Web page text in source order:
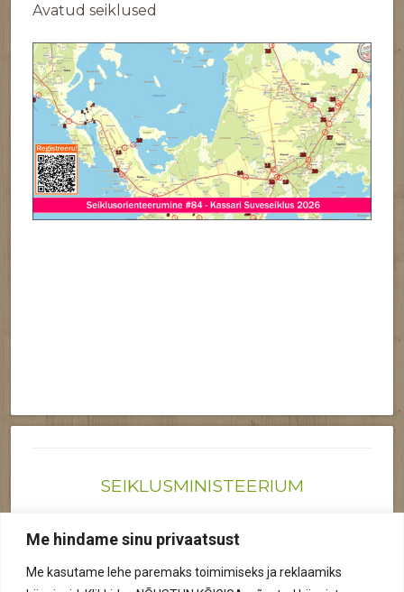
Me hindame sinu privaatsust
Me kasutame lehe paremaks toimimiseks ja reklaamiks
Avatud seiklused
SEIKLUSMINISTEERIUM
Reg nr: 12041719
Privaatsuspoliitika